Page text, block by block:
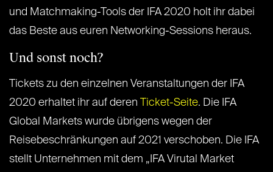
und Matchmaking-Tools der IFA 2020 holt ihr dabei
das Beste aus euren Networking-Sessions heraus.
Und sonst noch?
Tickets zu den einzelnen Veranstaltungen der IFA
2020 erhaltet ihr auf deren
Ticket-Seite. Die IFA
Global Markets wurde übrigens wegen der
Reisebeschränkungen auf 2021 verschoben. Die IFA
stellt Unternehmen mit dem „IFA Virutal Market